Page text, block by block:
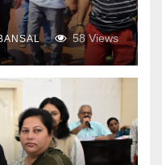
58Views